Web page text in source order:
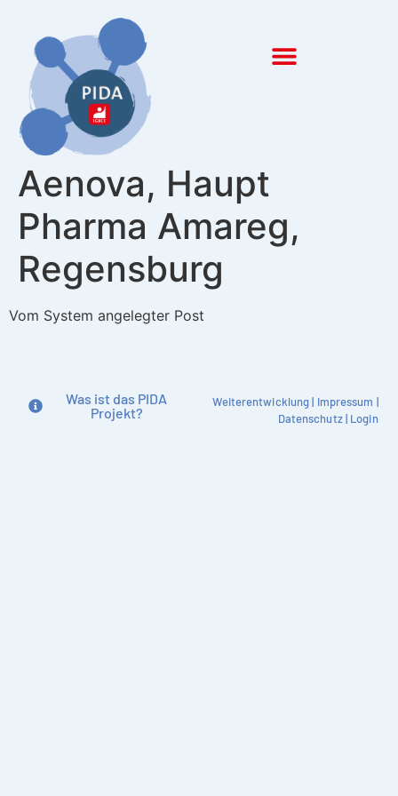
Aenova, Haupt
Pharma Amareg,
Regensburg
Vom System angelegter Post
Was ist das PIDA
Projekt?
Weiterentwicklung| Impressum |
Datenschutz| Login